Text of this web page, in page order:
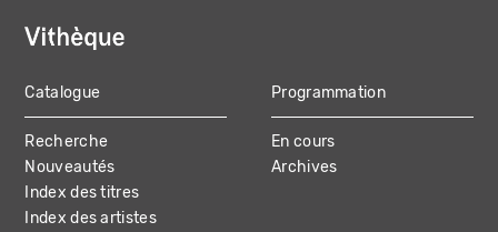
MAIN
NAVIGATION
Catalogue
Recherche
Nouveautés
Index des titres
Index des artistes
Programmation
En cours
Archives